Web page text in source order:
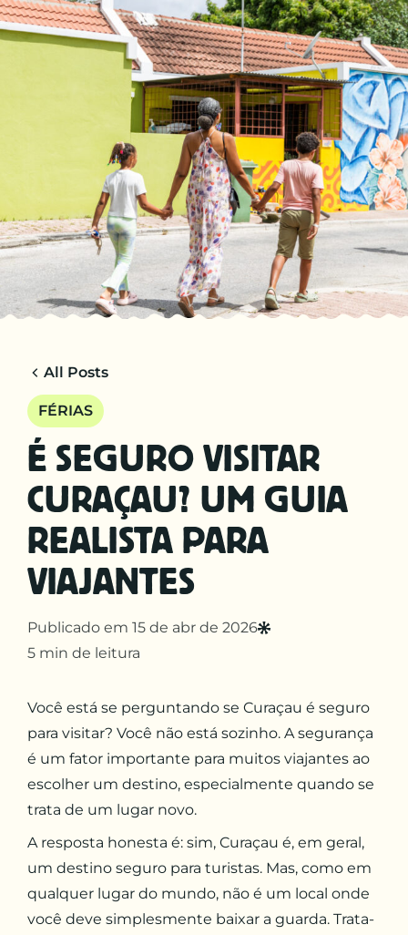
PT-BR
CHARTER
ACERCA DE NOSOTROS
DICAS
CONTACTO
All Posts
FÉRIAS
É SEGURO VISITAR
CURAÇAU? UM GUIA
REALISTA PARA
VIAJANTES
Publicado em 15 de abr de 2026
5 min de leitura
Você está se perguntando se Curaçau é seguro
para visitar? Você não está sozinho. A segurança
é um fator importante para muitos viajantes ao
escolher um destino, especialmente quando se
trata de um lugar novo.
A resposta honesta é: sim, Curaçau é, em geral,
um destino seguro para turistas. Mas, como em
qualquer lugar do mundo, não é um local onde
você deve simplesmente baixar a guarda. Trata-